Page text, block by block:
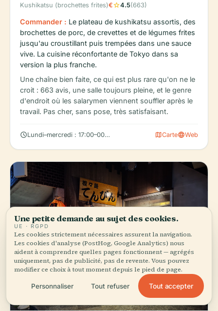
Kushikatsu (brochettes frites)€star4.5(663)
Commander : Le plateau de kushikatsu assortis, des
brochettes de porc, de crevettes et de légumes frites
jusqu'au croustillant puis trempées dans une sauce
vive. La cuisine réconfortante de Tokyo dans sa
version la plus franche.
Une chaîne bien faite, ce qui est plus rare qu'on ne le
croit : 663 avis, une salle toujours pleine, et le genre
d'endroit où les salarymen viennent souffler après le
travail. Pas cher, sans pose, très satisfaisant.
scheduleLundi–mercredi : 17:00–00:00 mapCartelanguageWeb
Une petite demande au sujet des cookies.
UE · RGPD
Les cookies strictement nécessaires assurent la navigation.
Les cookies d'analyse (PostHog, Google Analytics) nous
aident à comprendre quelles pages fonctionnent — agrégés
uniquement, pas de publicité, pas de revente. Vous pouvez
modifier ce choix à tout moment depuis le pied de page.
Personnaliser Tout refuser Tout accepter